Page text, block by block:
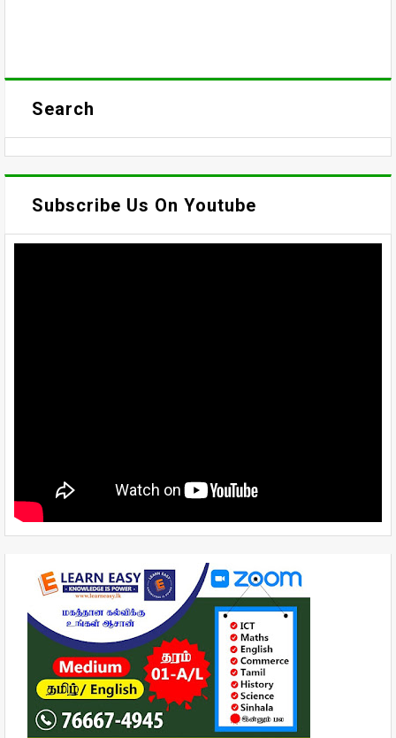
Search
Subscribe Us On Youtube